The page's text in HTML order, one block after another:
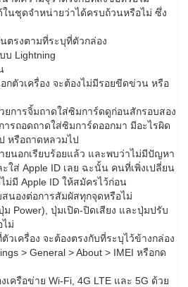
นชุดจำหน่ายว่าได้ครบถ้วนหรือไม่ ซึ่ง
ตรงตามที่ระบุที่ตัวกล่อง
บ Lightning
กตัวเครื่อง จะต้องไม่มีรอยขีดข่วน หรือ
การจิ้มถาดใส่ซิมการ์ดดูก่อนสักรอบสอง
ารถอดถาดใส่ซิมการ์ดออกมา มีอะไรผิด
หรือถาดหลวมไป
ยนอกเรียบร้อยแล้ว และพบว่าไม่มีปัญหา
ะใส่ Apple ID เลย ฉะนั้น คนที่เพิ่งเปลี่ยน
ม่มี Apple ID ให้สมัครไว้ก่อน
นองต่อการสัมผัสทุกจุดหรือไม่
Power), ปุ่มเปิด-ปิดเสียง และปุ่มปรับ
ไม่
วเครื่อง จะต้องตรงกับที่ระบุไว้ข้างกล่อง
> General > About > IMEI หรือกด
ครือข่าย Wi-Fi, 4G LTE และ 5G ด้วย